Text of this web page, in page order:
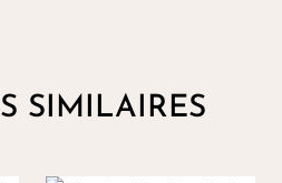
SIMILAIRES